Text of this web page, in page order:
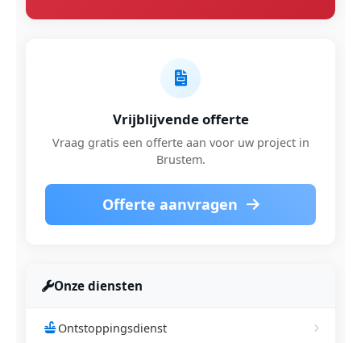
Vrijblijvende offerte
Vraag gratis een offerte aan voor uw project in
Brustem.
Offerte aanvragen
Onze diensten
Ontstoppingsdienst